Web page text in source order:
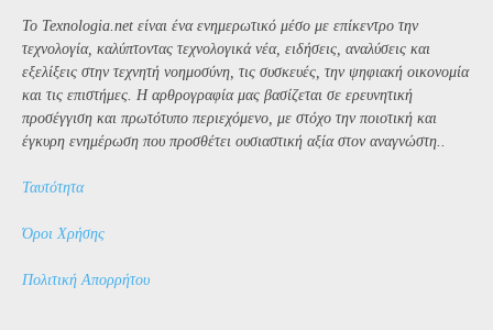
Το Texnologia.net είναι ένα ενημερωτικό μέσο με επίκεντρο την
τεχνολογία, καλύπτοντας τεχνολογικά νέα, ειδήσεις, αναλύσεις και
εξελίξεις στην τεχνητή νοημοσύνη, τις συσκευές, την ψηφιακή οικονομία
και τις επιστήμες. Η αρθρογραφία μας βασίζεται σε ερευνητική
προσέγγιση και πρωτότυπο περιεχόμενο, με στόχο την ποιοτική και
έγκυρη ενημέρωση που προσθέτει ουσιαστική αξία στον αναγνώστη..
Ταυτότητα
Όροι Χρήσης
Πολιτική Απορρήτου